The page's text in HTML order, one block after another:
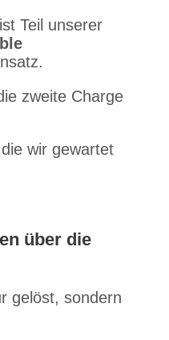
Teil unserer
zweite Charge
wir gewartet
über die
gelöst, sondern